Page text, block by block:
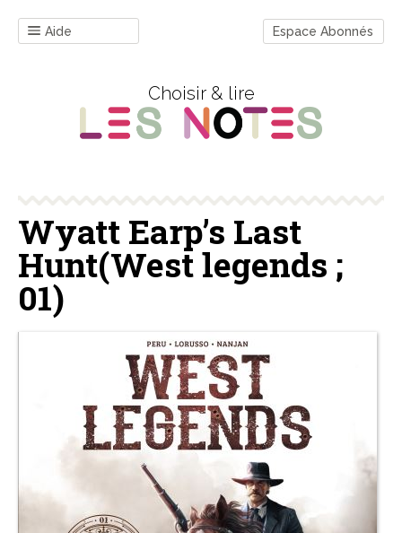
Aide Espace Abonnés
Choisir & lire
Wyatt Earp’s Last
Hunt(West legends ;
01)